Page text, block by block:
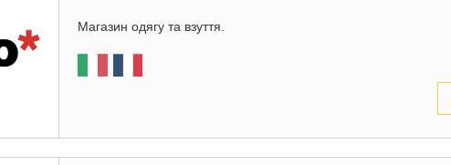
Магазин одягу та взуття.